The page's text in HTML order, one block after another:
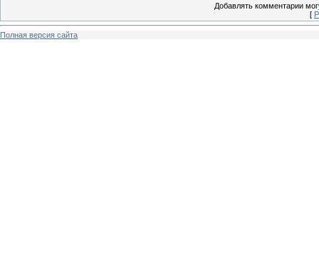
Добавлять комментарии
[
Полная версия сайта